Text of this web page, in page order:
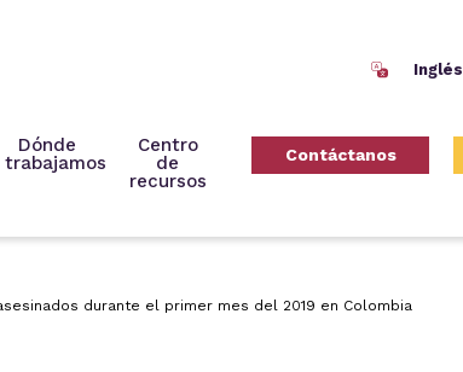
Inglés
Dónde
trabajamos
Centro
de
recursos
Contáctanos
durante el primer mes del 2019 en Colombia